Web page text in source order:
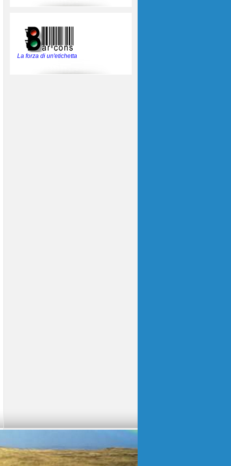
La forza di un'etichetta